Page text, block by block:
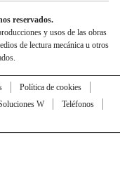
reservados.
y usos de las obras
de lectura mecánica u otros
Política de cookies
W
Teléfonos